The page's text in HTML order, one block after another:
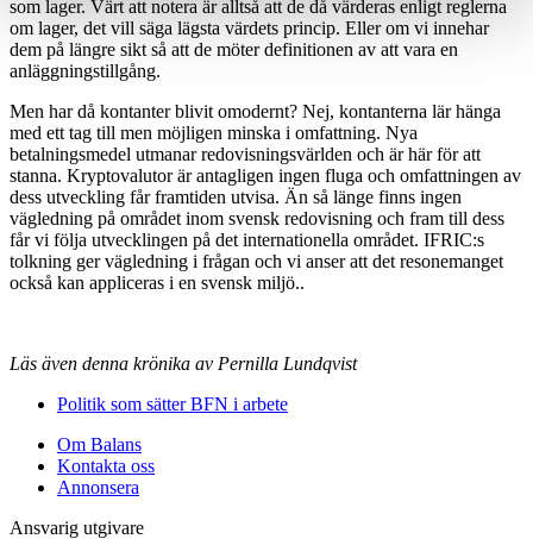
som lager. Värt att notera är alltså att de då värderas enligt reglerna
om lager, det vill säga lägsta värdets princip. Eller om vi innehar
dem på längre sikt så att de möter definitionen av att vara en
anläggningstillgång.
Men har då kontanter blivit omodernt? Nej, kontanterna lär hänga
med ett tag till men möjligen minska i omfattning. Nya
betalningsmedel utmanar redovisningsvärlden och är här för att
stanna. Kryptovalutor är antagligen ingen fluga och omfattningen av
dess utveckling får framtiden utvisa. Än så länge finns ingen
vägledning på området inom svensk redovisning och fram till dess
får vi följa utvecklingen på det internationella området. IFRIC:s
tolkning ger vägledning i frågan och vi anser att det resonemanget
också kan appliceras i en svensk miljö..
Läs även denna krönika av Pernilla Lundqvist
Politik som sätter BFN i arbete
Om Balans
Kontakta oss
Annonsera
Ansvarig utgivare